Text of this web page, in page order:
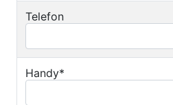
Telefon
Handy*